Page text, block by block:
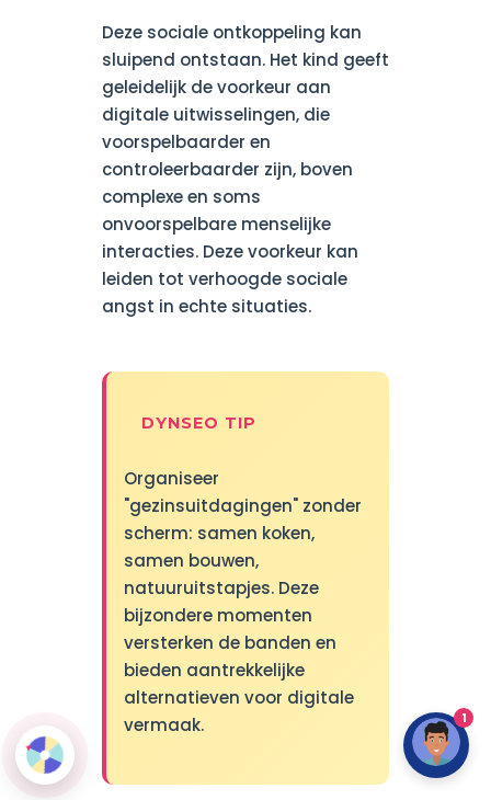
Deze sociale ontkoppeling kan
sluipend ontstaan. Het kind geeft
geleidelijk de voorkeur aan
digitale uitwisselingen, die
voorspelbaarder en
controleerbaarder zijn, boven
complexe en soms
onvoorspelbare menselijke
interacties. Deze voorkeur kan
leiden tot verhoogde sociale
angst in echte situaties.
DYNSEO TIP
Organiseer
"gezinsuitdagingen" zonder
scherm: samen koken,
samen bouwen,
natuuruitstapjes. Deze
bijzondere momenten
versterken de banden en
bieden aantrekkelijke
alternatieven voor digitale
vermaak.
1